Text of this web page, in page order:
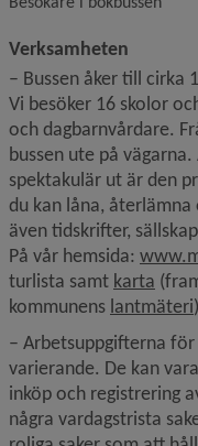
Verksamheten
– Bussen åker till cirka
Vi besöker 16 skolor
och dagbarnvårdare.
bussen ute på
spektakulär ut är den
du kan låna, återlämna
även tidskrifter,
På vår hemsida:
turlista samt karta
kommunens lantmäteri
– Arbetsuppgifterna
varierande. De kan
inköp och registrering
några vardagstrista